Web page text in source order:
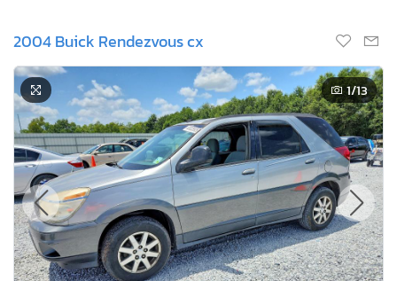
2004 Buick Rendezvous cx
1/13